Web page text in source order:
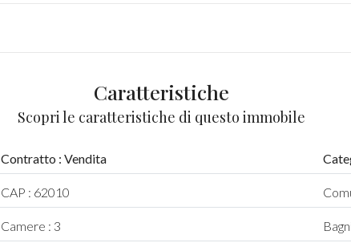
Caratteristiche
Scopri le caratteristiche di questo immobile
Contratto : Vendita
CAP : 62010
Camere : 3